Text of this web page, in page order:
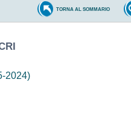
TORNA AL SOMMARIO
2024)